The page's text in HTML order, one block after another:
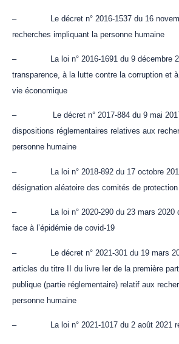
– Le décret n° 2016-1537 du 16
recherches impliquant la personne humaine
– La loi n° 2016-1691 du 9 décembre
transparence, à la lutte contre la corruption et
vie économique
– Le décret n° 2017-884 du 9 mai 2017
dispositions réglementaires relatives aux
personne humaine
– La loi n° 2018-892 du 17 octobre
désignation aléatoire des comités de
– La loi n° 2020-290 du 23 mars 2020
face à l’épidémie de covid-19
– Le décret n° 2021-301 du 19 mars
articles du titre II du livre Ier de la première
publique (partie réglementaire) relatif aux
personne humaine
– La loi n° 2021-1017 du 2 août 2021